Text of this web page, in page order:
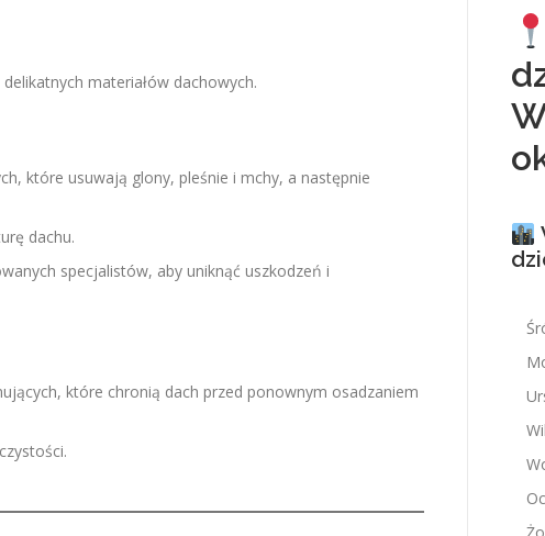
materiałów dachowych.
które usuwają glony, pleśnie i mchy, a następnie
dachu.
specjalistów, aby uniknąć uszkodzeń i
które chronią dach przed ponownym osadzaniem